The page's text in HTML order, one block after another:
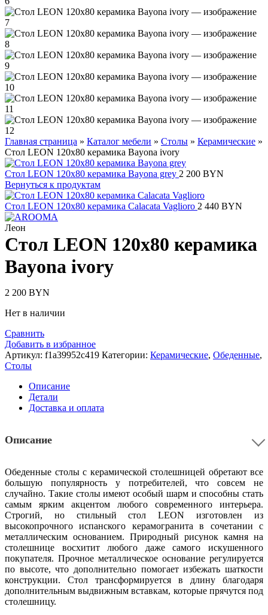
Главная страница » Каталог мебели » Столы » Керамические »
Стол LEON 120х80 керамика Bayona ivory
Стол LEON 120х80 керамика Bayona grey 2 200 BYN
Вернуться к продуктам
Стол LEON 120х80 керамика Calacata Vaglioro 2 440 BYN
Леон
Стол LEON 120х80 керамика
Bayona ivory
2 200 BYN
Нет в наличии
Сравнить
Добавить в избранное
Артикул: f1a39952c419 Категории: Керамические, Обеденные,
Столы
Описание
Детали
Доставка и оплата
Описание
Обеденные столы с керамической столешницей обретают все
большую популярность у потребителей, что совсем не
случайно. Такие столы имеют особый шарм и способны стать
самым ярким акцентом любого современного интерьера.
Строгий, но стильный стол LEON изготовлен из
высокопрочного испанского керамогранита в сочетании с
металлическим основанием. Природный рисунок камня на
столешнице восхитит любого даже самого искушенного
покупателя. Прочное металлическое основание регулируется
по высоте, что дополнительно помогает избежать шаткости
конструкции. Стол трансформируется в длину благодаря
дополнительным выдвижным вставкам, которые прячутся под
столешницу.